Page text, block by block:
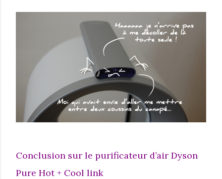
Conclusion sur le purificateur d’air Dyson
Pure Hot + Cool link